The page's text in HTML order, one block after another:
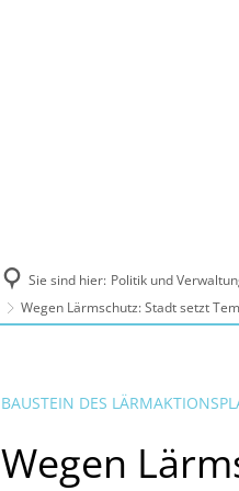
Sie sind hier: Politik und
Wegen Lärmschutz: Stadt setzt
BAUSTEIN DES
Wegen